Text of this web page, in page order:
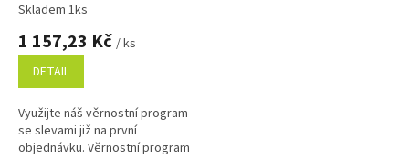
Skladem 1ks
1 157,23 Kč / ks
DETAIL
Využijte náš věrnostní program
se slevami již na první
objednávku. Věrnostní program